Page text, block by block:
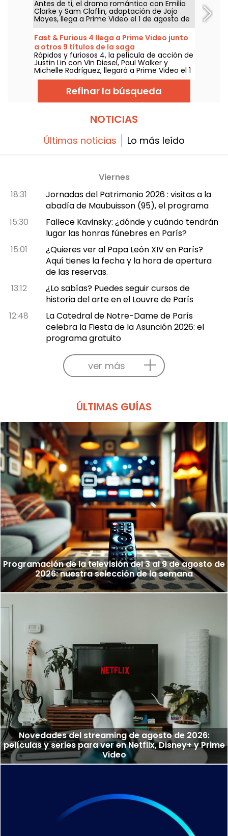
Antes de ti, el drama romántico con Emilia
Clarke y Sam Claflin, adaptación de Jojo
Moyes, llega a Prime Video el 1 de agosto de
2026.
Fast & Furious 4 llega a Prime Video junto
a otros 9 títulos de la saga
Rápidos y furiosos 4, la película de acción de
Justin Lin con Vin Diesel, Paul Walker y
Michelle Rodríguez, llegará a Prime Video el 1
de agosto de 2026, junto a varios capítulos
Refinar la búsqueda
NOTICIAS
Últimas noticias Lo más leído
Viernes
18:31
Jornadas del Patrimonio 2026 : visitas a la
abadía de Maubuisson (95), el programa
15:30
Fallece Kavinsky: ¿dónde y cuándo tendrán
lugar las honras fúnebres en París?
15:01
¿Quieres ver al Papa León XIV en París?
Aquí tienes la fecha y la hora de apertura
de las reservas.
13:12
¿Lo sabías? Puedes seguir cursos de
historia del arte en el Louvre de París
12:48
La Catedral de Notre-Dame de París
celebra la Fiesta de la Asunción 2026: el
programa gratuito
ver más
ÚLTIMAS GUÍAS
Programación de la televisión del 3 al 9 de agosto de
2026: nuestra selección de la semana
Novedades del streaming de agosto de 2026:
películas y series para ver en Netflix, Disney+ y Prime
Video